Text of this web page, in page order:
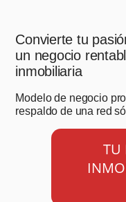
Convierte tu
un negocio
inmobiliaria
Modelo de negocio
respaldo de una red
TU